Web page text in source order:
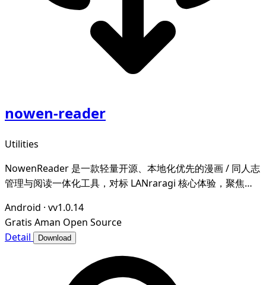
nowen-reader
Utilities
NowenReader 是一款轻量开源、本地化优先的漫画 / 同人志
管理与阅读一体化工具，对标 LANraragi 核心体验，聚焦本
画爱好者打造私域、可控、高效的个人漫画图书馆。
Android · vv1.0.14
Gratis Aman Open Source
Detail
Download